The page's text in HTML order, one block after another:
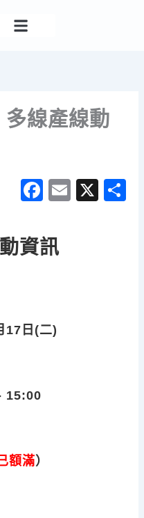
多線產線動
F
c
e
o
k
E X
資訊
17日(二)
15:00
額滿）